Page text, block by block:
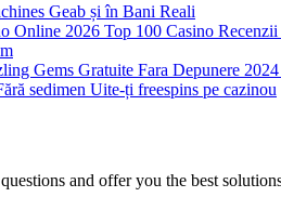
Geab și în Bani Reali
Online 2026 Top 100 Casino
Gems Gratuite Fara Depunere
sedimen Uite-ți freespins pe cazinou
and offer you the best